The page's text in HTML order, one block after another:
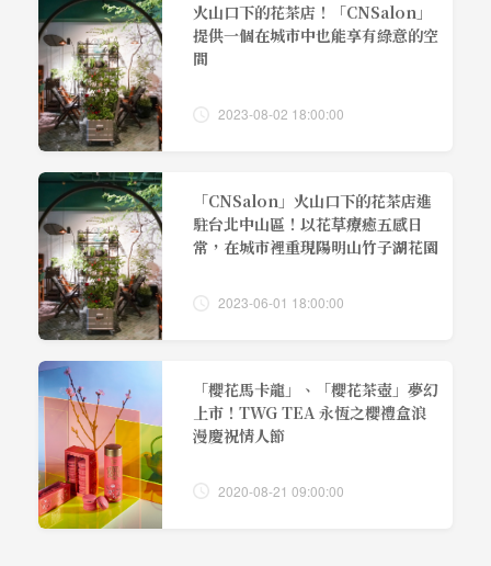
火山口下的花茶店！「CNSalon」
提供一個在城市中也能享有綠意的空
間
2023-08-02 18:00:00
「CNSalon」火山口下的花茶店進
駐台北中山區！以花草療癒五感日
常，在城市裡重現陽明山竹子湖花園
2023-06-01 18:00:00
「櫻花馬卡龍」、「櫻花茶壺」夢幻
上市！TWG TEA 永恆之櫻禮盒浪
漫慶祝情人節
2020-08-21 09:00:00